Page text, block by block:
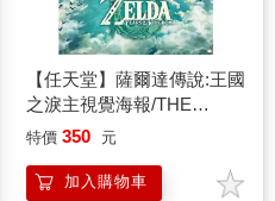
【任天堂】薩爾達傳說:王國
之淚主視覺海報/THE
LEGEND OF ZELDA:
KINGDOM
特價 350 元
加入購物車